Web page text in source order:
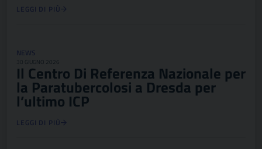
LEGGI DI PIÙ
NEWS
30 GIUGNO 2026
Il Centro Di Referenza Nazionale per
la Paratubercolosi a Dresda per
l’ultimo ICP
LEGGI DI PIÙ